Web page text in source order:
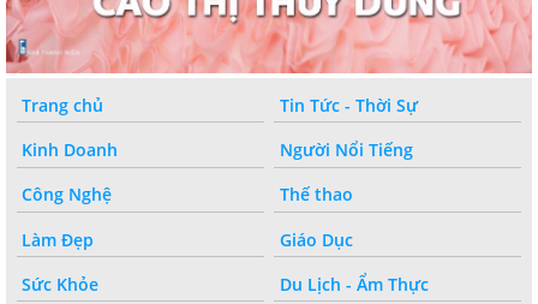
Trang chủ
Tin Tức - Thời Sự
Kinh Doanh
Người Nổi Tiếng
Công Nghệ
Thế thao
Làm Đẹp
Giáo Dục
Sức Khỏe
Du Lịch - Ẩm Thực